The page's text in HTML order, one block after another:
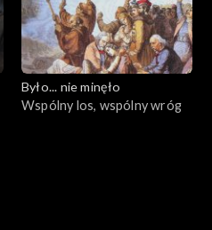
Było... nie minęło
Wspólny los, wspólny wróg